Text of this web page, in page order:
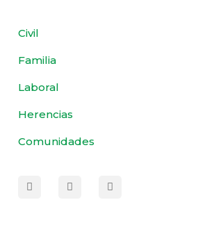
Civil
Familia
Laboral
Herencias
Comunidades